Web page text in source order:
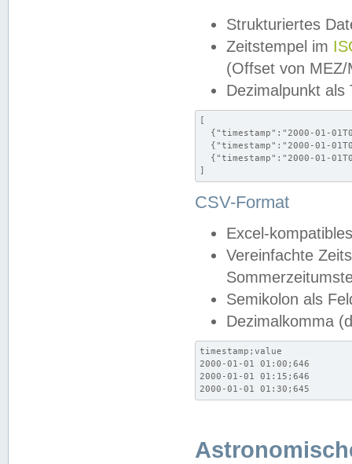
Strukturiertes
Zeitstempel im
(Offset von MEZ/
Dezimalpunkt als
[
{"timestamp":"2000-01-
{"timestamp":"2000-01-
{"timestamp":"2000-01-
]
CSV-Format
Excel-
Vereinfachte
Semikolon als
Dezimalkomma
timestamp;value
2000-01-01 01:00;646
2000-01-01 01:15;646
2000-01-01 01:30;645